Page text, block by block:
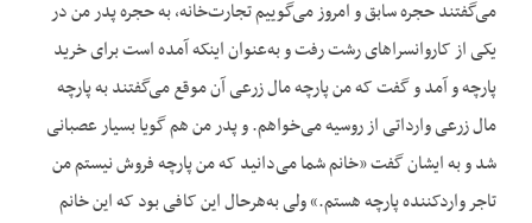
می‌گفتند حجره سابق و امروز می‌گوییم تجارت‌خانه، به حجره پدر من در
یکی از کاروانسراهای رشت رفت و به‌عنوان اینکه آمده است برای خرید
پارچه و آمد و گفت که من پارچه مال زرعی آن موقع می‌گفتند به پارچه
مال زرعی وارداتی از روسیه می‌خواهم. و پدر من هم گویا بسیار عصبانی
شد و به ایشان گفت «خانم شما می‌دانید که من پارچه فروش نیستم من
تاجر واردکننده پارچه هستم.» ولی به‌هر‌حال این کافی بود که این خانم